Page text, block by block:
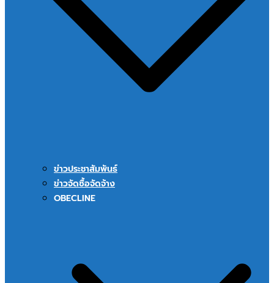
ข่าวประชาสัมพันธ์
ข่าวจัดซื้อจัดจ้าง
OBECLINE